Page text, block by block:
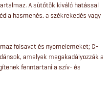
A sütőtök kiváló hatással
a hasmenés, a székrekedés vagy
folsavat és nyomelemeket; C-
amelyek megakadályozzák a
fenntartani a szív- és